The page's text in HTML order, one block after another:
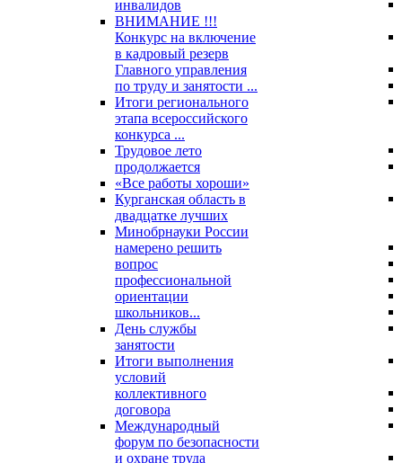
инвалидов
ВНИМАНИЕ !!!
Конкурс на включение
в кадровый резерв
Главного управления
по труду и занятости ...
Итоги регионального
этапа всероссийского
конкурса ...
Трудовое лето
продолжается
«Все работы хороши»
Курганская область в
двадцатке лучших
Минобрнауки России
намерено решить
вопрос
профессиональной
ориентации
школьников...
День службы
занятости
Итоги выполнения
условий
коллективного
договора
Международный
форум по безопасности
и охране труда